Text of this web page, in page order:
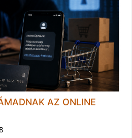
AZ ONLINE